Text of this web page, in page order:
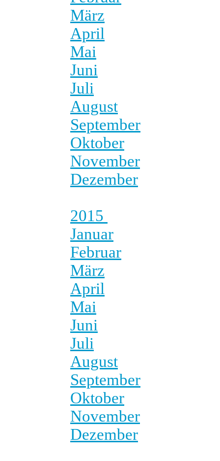
März
April
Mai
Juni
Juli
August
September
Oktober
November
Dezember
2015
Januar
Februar
März
April
Mai
Juni
Juli
August
September
Oktober
November
Dezember